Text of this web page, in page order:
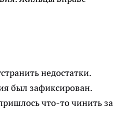
недостатки.
был зафиксирован.
что-то чинить за